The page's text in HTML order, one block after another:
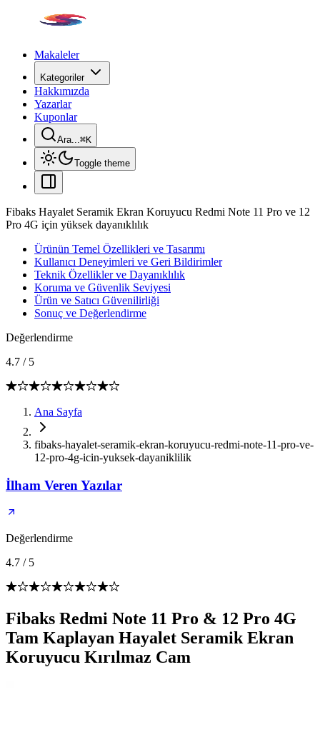
Makaleler
Kategoriler
Hakkımızda
Yazarlar
Kuponlar
Ara...⌘K
Toggle theme
Fibaks Hayalet Seramik Ekran Koruyucu Redmi Note 11 Pro ve 12
Pro 4G için yüksek dayanıklılık
Ürünün Temel Özellikleri ve Tasarımı
Kullanıcı Deneyimleri ve Geri Bildirimler
Teknik Özellikler ve Dayanıklılık
Koruma ve Güvenlik Seviyesi
Ürün ve Satıcı Güvenilirliği
Sonuç ve Değerlendirme
Değerlendirme
4.7 / 5
Ana Sayfa
fibaks-hayalet-seramik-ekran-koruyucu-redmi-note-11-pro-ve-
12-pro-4g-icin-yuksek-dayaniklilik
İlham Veren Yazılar
Değerlendirme
4.7 / 5
Fibaks Redmi Note 11 Pro & 12 Pro 4G
Tam Kaplayan Hayalet Seramik Ekran
Koruyucu Kırılmaz Cam